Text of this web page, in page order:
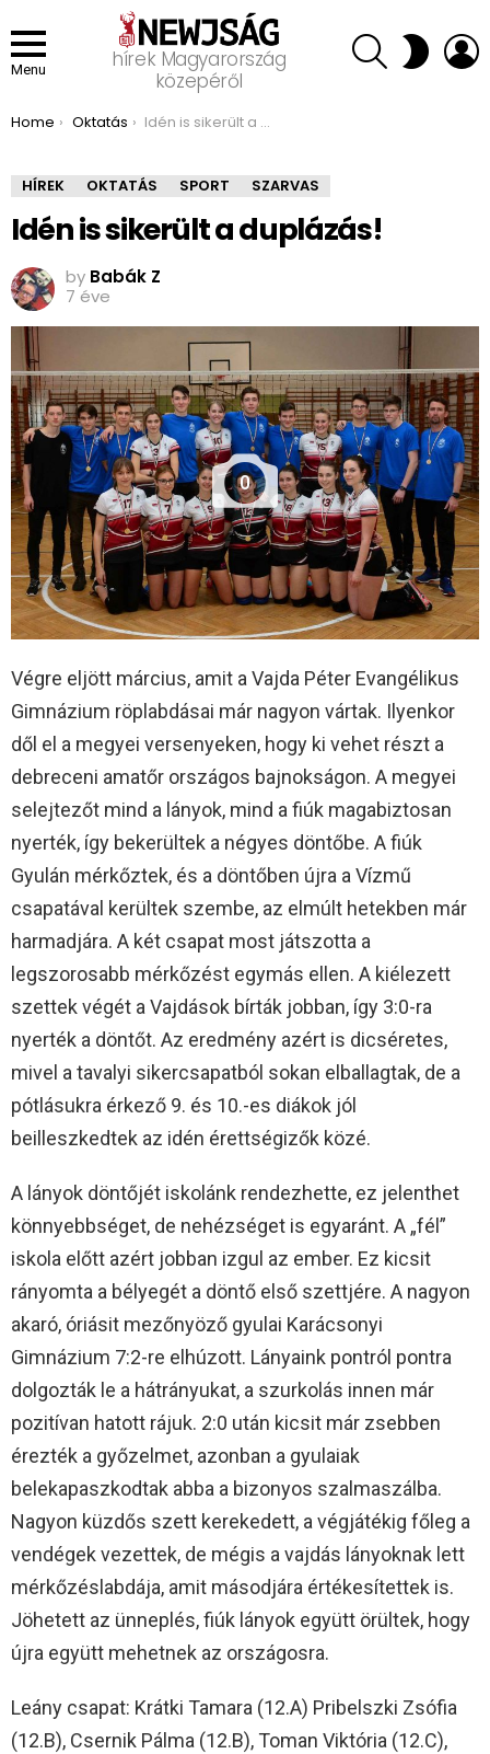
Menu
hírek Magyarország
közepéről
SEARCH SWITCH
SKIN
You are here:
Home Oktatás Idén is sikerült a duplázás!
HÍREK OKTATÁS SPORT SZARVAS
Idén is sikerült a duplázás!
by Babák Z
7 éve
0
Végre eljött március, amit a Vajda Péter Evangélikus
Gimnázium röplabdásai már nagyon vártak. Ilyenkor
dől el a megyei versenyeken, hogy ki vehet részt a
debreceni amatőr országos bajnokságon. A megyei
selejtezőt mind a lányok, mind a fiúk magabiztosan
nyerték, így bekerültek a négyes döntőbe. A fiúk
Gyulán mérkőztek, és a döntőben újra a Vízmű
csapatával kerültek szembe, az elmúlt hetekben már
harmadjára. A két csapat most játszotta a
legszorosabb mérkőzést egymás ellen. A kiélezett
szettek végét a Vajdások bírták jobban, így 3:0-ra
nyerték a döntőt. Az eredmény azért is dicséretes,
mivel a tavalyi sikercsapatból sokan elballagtak, de a
pótlásukra érkező 9. és 10.-es diákok jól
beilleszkedtek az idén érettségizők közé.
A lányok döntőjét iskolánk rendezhette, ez jelenthet
könnyebbséget, de nehézséget is egyaránt. A „fél”
iskola előtt azért jobban izgul az ember. Ez kicsit
rányomta a bélyegét a döntő első szettjére. A nagyon
akaró, óriásit mezőnyöző gyulai Karácsonyi
Gimnázium 7:2-re elhúzott. Lányaink pontról pontra
dolgozták le a hátrányukat, a szurkolás innen már
pozitívan hatott rájuk. 2:0 után kicsit már zsebben
érezték a győzelmet, azonban a gyulaiak
belekapaszkodtak abba a bizonyos szalmaszálba.
Nagyon küzdős szett kerekedett, a végjátékig főleg a
vendégek vezettek, de mégis a vajdás lányoknak lett
mérkőzéslabdája, amit másodjára értékesítettek is.
Jöhetett az ünneplés, fiúk lányok együtt örültek, hogy
újra együtt mehetnek az országosra.
Leány csapat: Krátki Tamara (12.A) Pribelszki Zsófia
(12.B), Csernik Pálma (12.B), Toman Viktória (12.C),